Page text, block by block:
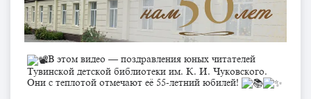
В этом видео — поздравления юных читателей
Тувинской детской библиотеки им. К. И. Чуковского.
Они с теплотой отмечают её 55-летний юбилей!